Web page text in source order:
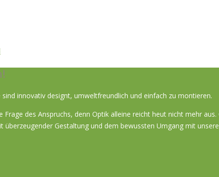
innovativ designt, umweltfreundlich und einfach zu montieren.
Frage des Anspruchs, denn Optik alleine reicht heut nicht mehr
Gestaltung und dem bewussten Umgang mit